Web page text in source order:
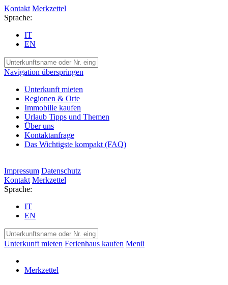
Kontakt Merkzettel
Sprache:
IT
EN
Navigation überspringen
Unterkunft mieten
Regionen & Orte
Immobilie kaufen
Urlaub Tipps und Themen
Über uns
Kontaktanfrage
Das Wichtigste kompakt (FAQ)
Impressum Datenschutz
Kontakt Merkzettel
Sprache:
IT
EN
Unterkunft mieten Ferienhaus kaufen Menü
Merkzettel